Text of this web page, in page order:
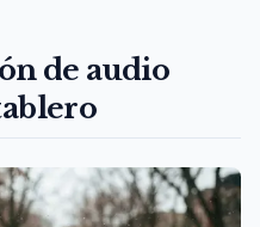
de audio